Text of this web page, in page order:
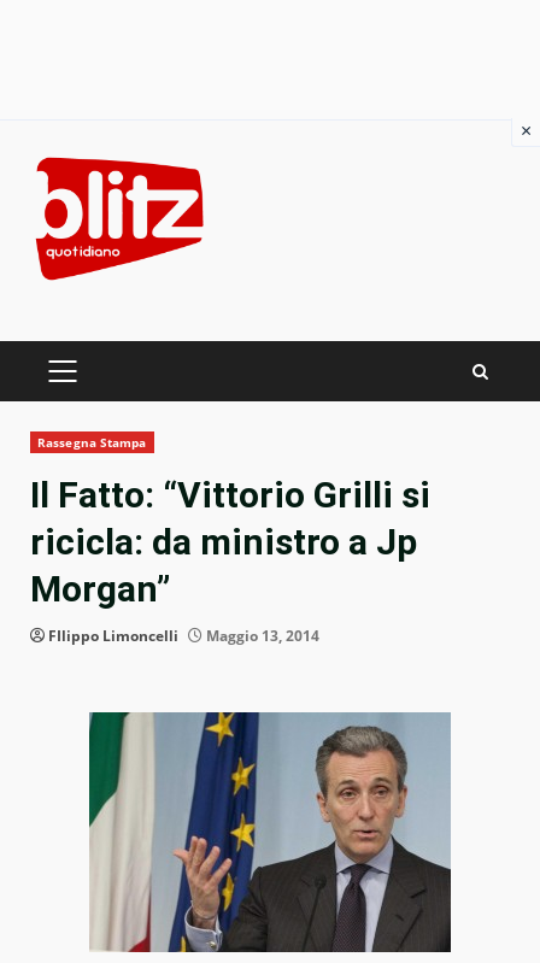
content
PRIMARY
Rassegna Stampa
Il Fatto: “Vittorio Grilli si
ricicla: da ministro a Jp
Morgan”
FIlippo Limoncelli Maggio 13, 2014
×